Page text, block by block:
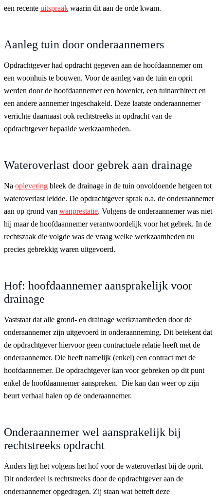
een recente uitspraak waarin dit aan de orde kwam.
Aanleg tuin door onderaannemers
Opdrachtgever had opdracht gegeven aan de hoofdaannemer om
een woonhuis te bouwen. Voor de aanleg van de tuin en oprit
werden door de hoofdaannemer een hovenier, een tuinarchitect en
een andere aannemer ingeschakeld. Deze laatste onderaannemer
verrichte daarnaast ook rechtstreeks in opdracht van de
opdrachtgever bepaalde werkzaamheden.
Wateroverlast door gebrek aan drainage
Na oplevering bleek de drainage in de tuin onvoldoende hetgeen tot
wateroverlast leidde. De opdrachtgever sprak o.a. de onderaannemer
aan op grond van wanprestatie. Volgens de onderaannemer was niet
hij maar de hoofdaannemer verantwoordelijk voor het gebrek. In de
rechtszaak die volgde was de vraag welke werkzaamheden nu
precies gebrekkig waren uitgevoerd.
Hof: hoofdaannemer aansprakelijk voor
drainage
Vaststaat dat alle grond- en drainage werkzaamheden door de
onderaannemer zijn uitgevoerd in onderaanneming. Dit betekent dat
de opdrachtgever hiervoor geen contractuele relatie heeft met de
onderaannemer. Die heeft namelijk (enkel) een contract met de
hoofdaannemer. De opdrachtgever kan voor gebreken op dit punt
enkel de hoofdaannemer aanspreken. Die kan dan weer op zijn
beurt verhaal halen op de onderaannemer.
Onderaannemer wel aansprakelijk bij
rechtstreeks opdracht
Anders ligt het volgens het hof voor de wateroverlast bij de oprit.
Dit onderdeel is rechtstreeks door de opdrachtgever aan de
onderaannemer opgedragen. Zij staan wat betreft deze